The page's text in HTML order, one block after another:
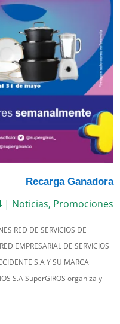
Recarga Ganadora
| Noticias, Promociones
RED DE SERVICIOS DE
EMPRESARIAL DE SERVICIOS
S.A Y SU MARCA
S.A SuperGIROS organiza y